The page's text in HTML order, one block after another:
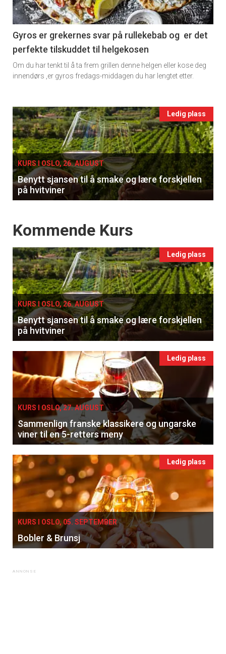
section
11
Ukens
vin
Gyros er grekernes svar på rullekebab og er det
perfekte tilskuddet til helgekosen
Om du har tenkt til å ta frem grillen denne helgen eller kose deg
innendørs ,er gyros fredags-middagen du har lengtet etter.
Events
single
Ledig plass
KURS I OSLO, 26. AUGUST
Benytt sjansen til å smake og lære forskjellen
på hvitviner
Events
Kommende Kurs
Ledig plass
KURS I OSLO, 26. AUGUST
Benytt sjansen til å smake og lære forskjellen
på hvitviner
Ledig plass
KURS I OSLO, 27. AUGUST
Sammenlign franske klassikere og ungarske
viner til en 5-retters meny
Ledig plass
KURS I OSLO, 05. SEPTEMBER
Bobler & Brunsj